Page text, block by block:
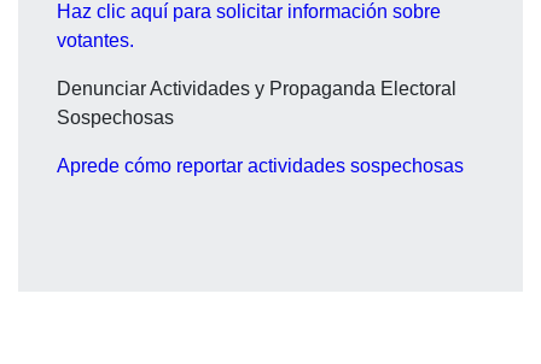
Haz clic aquí para solicitar información sobre
votantes.
Denunciar Actividades y Propaganda Electoral
Sospechosas
Aprede cómo reportar actividades sospechosas